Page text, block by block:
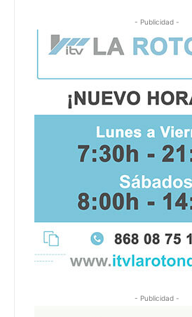
- Publicidad -
- Publicidad -